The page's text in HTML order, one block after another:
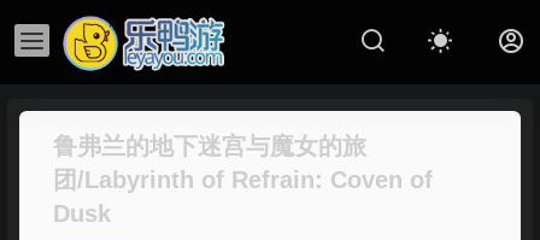
鲁弗兰的地下迷宫与魔女的旅
团/Labyrinth of Refrain: Coven of
Dusk